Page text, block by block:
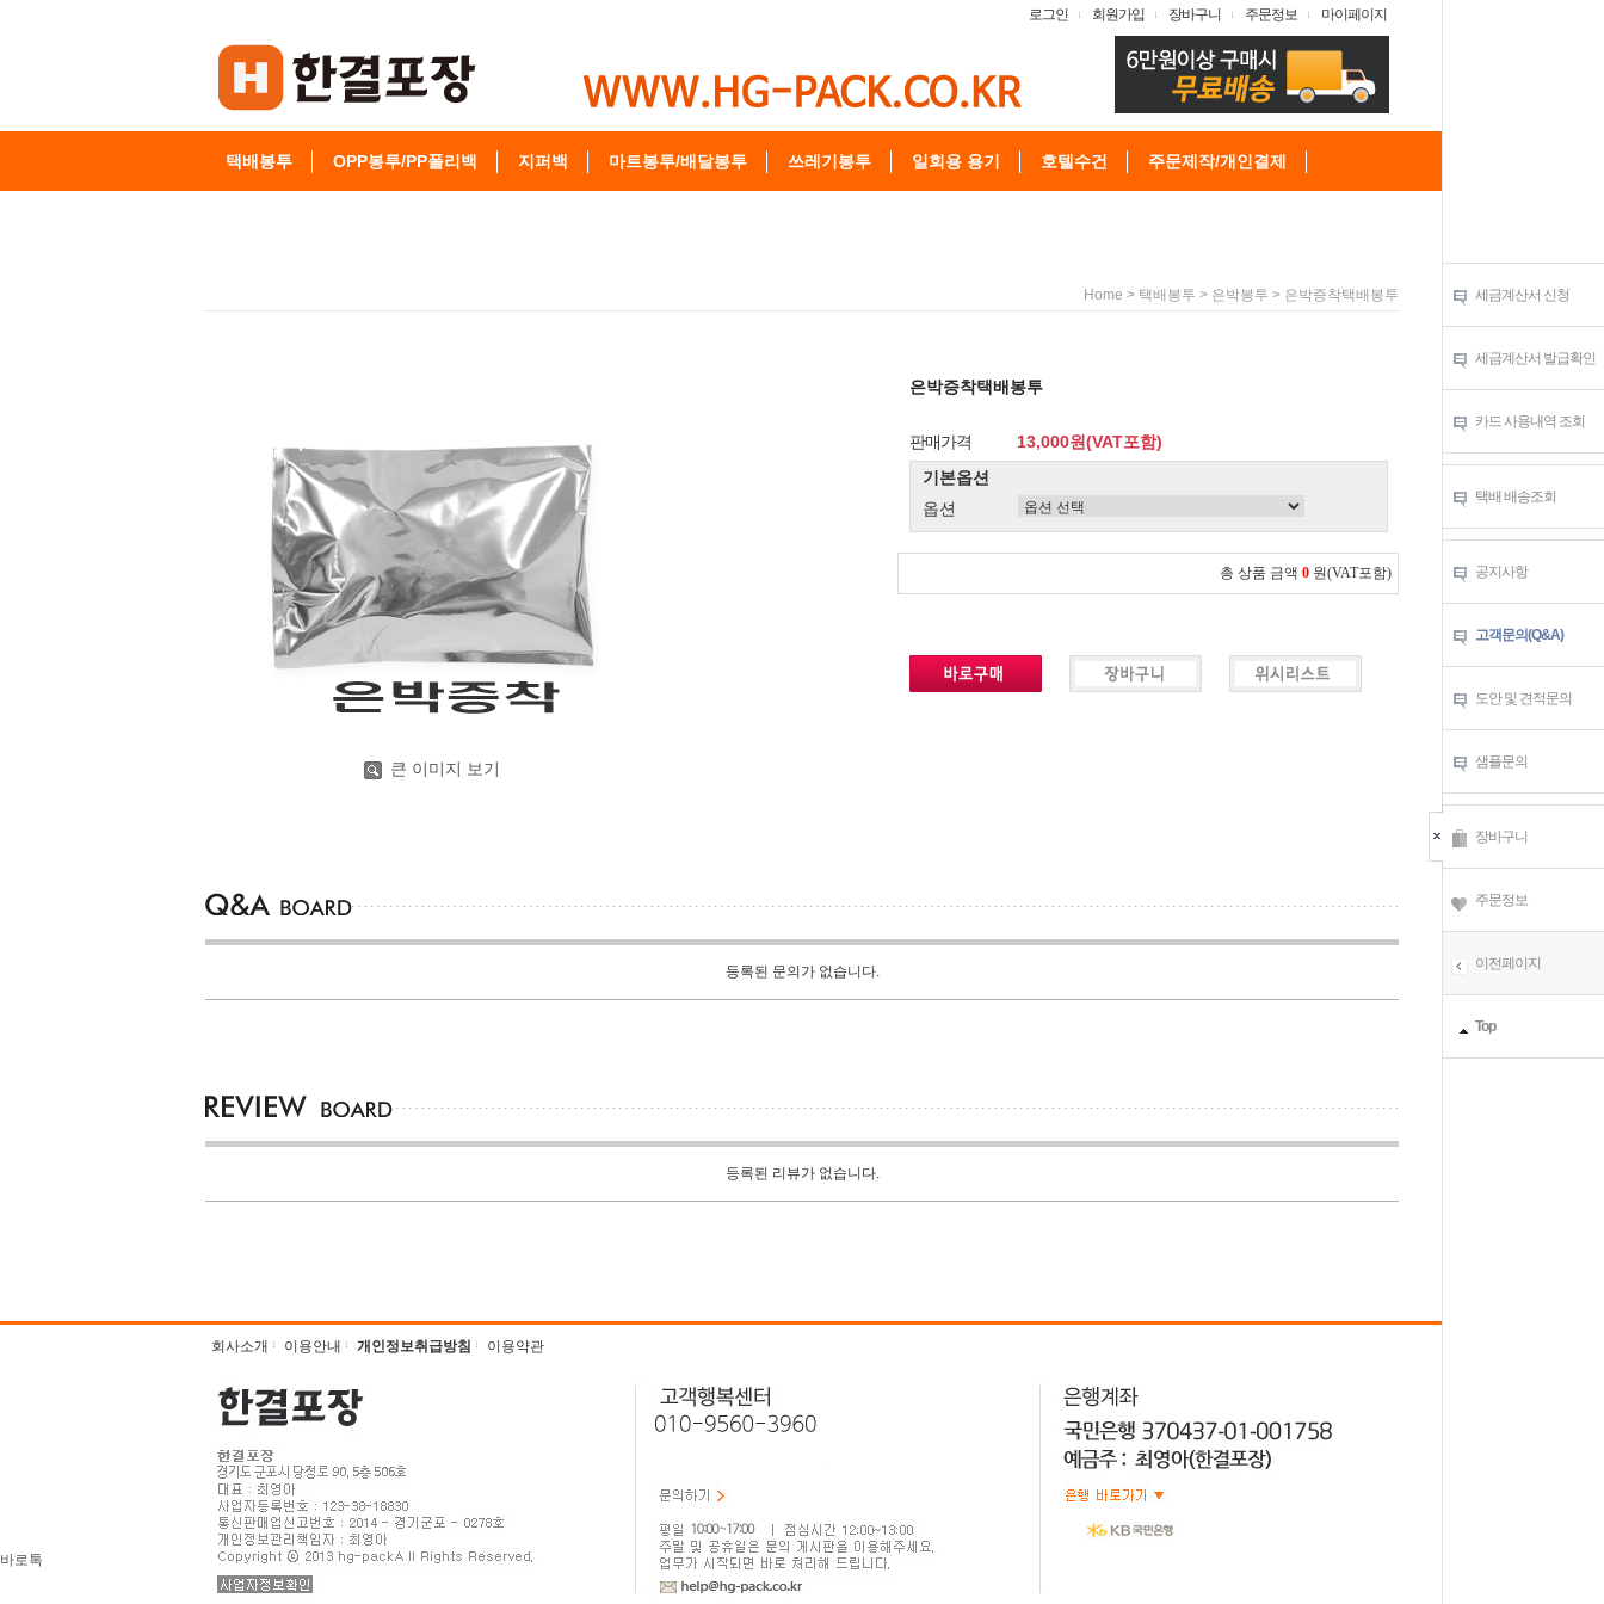
로그인 회원가입 장바구니 주문정보 마이페이지
택배봉투 OPP봉투/PP폴리백 지퍼백 마트봉투/배달봉투 쓰레기봉투 일회용 용기 호텔수건 주문제작/개인결제
Home > 택배봉투 > 은박봉투 > 은박증착택배봉투
큰 이미지 보기
은박증착택배봉투
판매가격
13,000원(VAT포함)
기본옵션
옵션
총 상품 금액 0 원(VAT포함)
등록된 문의가 없습니다.
등록된 리뷰가 없습니다.
회사소개 이용안내 개인정보취급방침 이용약관
세금계산서 신청
세금계산서 발급확인
카드 사용내역 조회
택배 배송조회
공지사항
고객문의(Q&A)
도안 및 견적문의
샘플문의
장바구니
주문정보
이전페이지
Top
바로톡